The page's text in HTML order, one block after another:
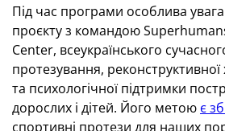
Під час програми особлива
проєкту з командою
Center, всеукраїнського
протезування, реконструктивної
та психологічної підтримки
дорослих і дітей. Його метою є
спортивні протези для наших